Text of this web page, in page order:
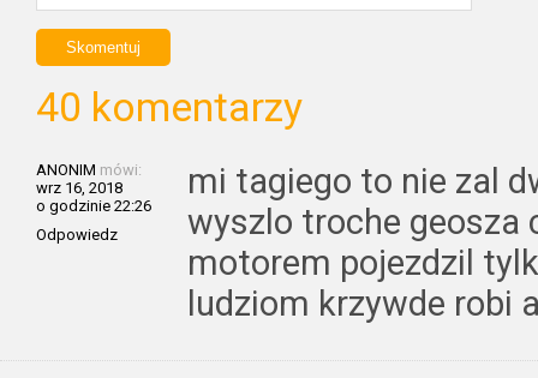
40 komentarzy
ANONIM mówi:
wrz 16, 2018
o godzinie 22:26
Odpowiedz
mi tagiego to nie zal
wyszlo troche geosza
motorem pojezdzil
ludziom krzywde robi